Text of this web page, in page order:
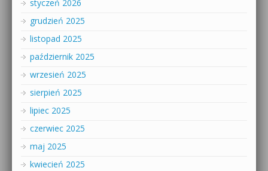
styczeń 2026
grudzień 2025
listopad 2025
październik 2025
wrzesień 2025
sierpień 2025
lipiec 2025
czerwiec 2025
maj 2025
kwiecień 2025